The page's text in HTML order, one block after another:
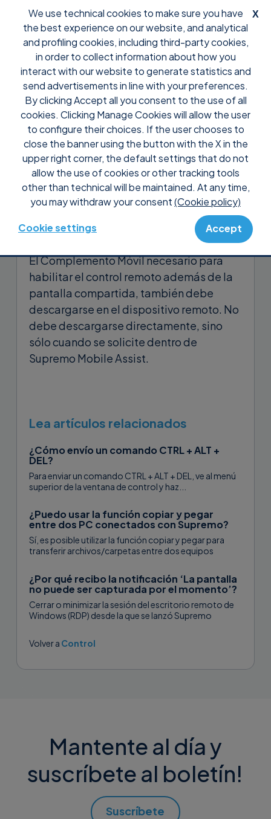
X
We use technical cookies to make sure you have
the best experience on our website, and analytical
and profiling cookies, including third-party cookies,
in order to collect information about how you
interact with our website to generate statistics and
send advertisements in line with your preferences.
By clicking Accept all you consent to the use of all
cookies. Clicking Manage Cookies will allow the user
to configure their choices. If the user chooses to
close the banner using the button with the X in the
upper right corner, the default settings that do not
allow the use of cookies or other tracking tools
other than technical will be maintained. At any time,
you may withdraw your consent(Cookie policy)
Cookie settings Accept
Support Preguntas frecuentes Control
¿Puedo controlar dispositivos
móviles con Supremo?
Sí, puedes acceder y gestionar
remotamente dispositivos móviles
Android a través de nuestra APPSupremo
Mobile Assist
El Complemento Móvil necesario para
habilitar el control remoto además de la
pantalla compartida, también debe
descargarse en el dispositivo remoto. No
debe descargarse directamente, sino
sólo cuando se solicite dentro de
Supremo Mobile Assist.
Lea artículos relacionados
¿Cómo envío un comando CTRL + ALT +
DEL?
Para enviar un comando CTRL + ALT + DEL, ve al menú
superior de la ventana de control y haz...
¿Puedo usar la función copiar y pegar
entre dos PC conectados con Supremo?
Sí, es posible utilizar la función copiar y pegar para
transferir archivos/carpetas entre dos equipos
¿Por qué recibo la notificación ‘La pantalla
no puede ser capturada por el momento’?
Cerrar o minimizar la sesión del escritorio remoto de
Windows (RDP) desde la que se lanzó Supremo
Volver a Control
Mantente al día y
suscríbete al boletín!
Suscríbete